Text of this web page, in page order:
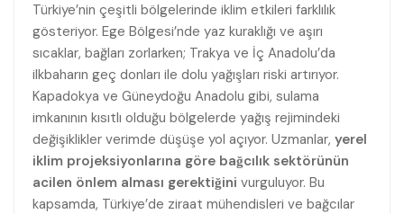
Türkiye’nin çeşitli bölgelerinde iklim etkileri farklılık
gösteriyor. Ege Bölgesi’nde yaz kuraklığı ve aşırı
sıcaklar, bağları zorlarken; Trakya ve İç Anadolu’da
ilkbaharın geç donları ile dolu yağışları riski artırıyor.
Kapadokya ve Güneydoğu Anadolu gibi, sulama
imkanının kısıtlı olduğu bölgelerde yağış rejimindeki
değişiklikler verimde düşüşe yol açıyor. Uzmanlar, yerel
iklim projeksiyonlarına göre bağcılık sektörünün
acilen önlem alması gerektiğini vurguluyor. Bu
kapsamda, Türkiye’de ziraat mühendisleri ve bağcılar